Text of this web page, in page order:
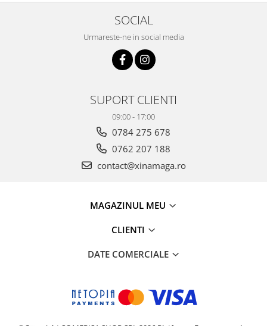
SOCIAL
Urmareste-ne in social media
SUPORT CLIENTI
09:00 - 17:00
0784 275 678
0762 207 188
contact@xinamaga.ro
MAGAZINUL MEU
CLIENTI
DATE COMERCIALE